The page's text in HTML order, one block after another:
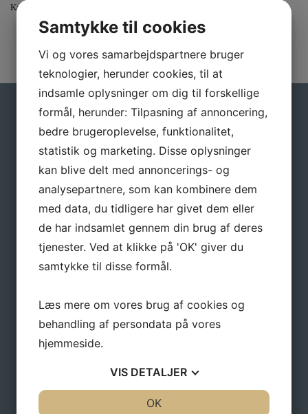
Kategori:
Gå ikke glip af gode tilbud
Tilmeld dig vores nyhedsbrev, hvis du vil have
nyheder og gode tilbud direkte i din indbakke.
Navn *
E-mail *
Samtykke til cookies
Vi og vores samarbejdspartnere bruger
teknologier, herunder cookies, til at
indsamle oplysninger om dig til forskellige
formål, herunder: Tilpasning af annoncering,
bedre brugeroplevelse, funktionalitet,
statistik og marketing. Disse oplysninger
kan blive delt med annoncerings- og
analysepartnere, som kan kombinere dem
med data, du tidligere har givet dem eller
de har indsamlet gennem din brug af deres
tjenester. Ved at klikke på 'OK' giver du
samtykke til disse formål.
Læs mere om vores brug af cookies og
behandling af persondata på vores
hjemmeside.
VIS DETALJER
OK